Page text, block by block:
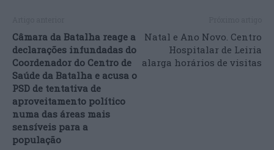
Câmara da Batalha reage a
declarações infundadas do
Coordenador do Centro de
Saúde da Batalha e acusa o
PSD de tentativa de
aproveitamento político
numa das áreas mais
sensíveis para a
população
Natal e Ano Novo. Centro
Hospitalar de Leiria
alarga horários de visitas